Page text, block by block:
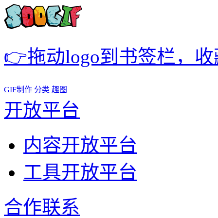
👉拖动logo到书签栏，
GIF制作 分类 趣图
开放平台
内容开放平台
工具开放平台
合作联系